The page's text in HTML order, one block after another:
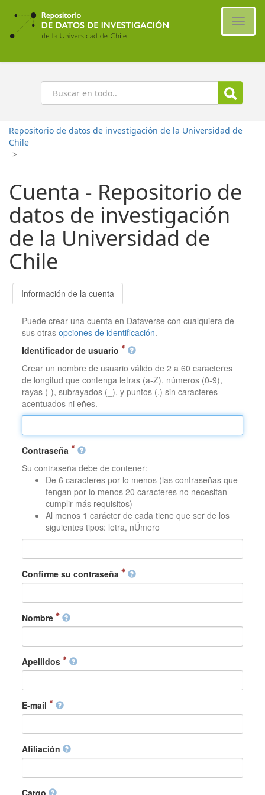
Ir
contenido
principal
Buscar
Repositorio de datos de investigación de la Universidad de
Chile
>
Cuenta - Repositorio de
datos de investigación
de la Universidad de
Chile
Información de la cuenta
Puede crear una cuenta en Dataverse con cualquiera de
sus otrasopciones de identificación.
Identificador de usuario
Crear un nombre de usuario válido de 2 a 60 caracteres
de longitud que contenga letras (a-Z), números (0-9),
rayas (-), subrayados (_), y puntos (.) sin caracteres
acentuados ni eñes.
Contraseña
Su contraseña debe de contener:
De 6 caracteres por lo menos (las contraseñas que
tengan por lo menos 20 caracteres no necesitan
cumplir más requisitos)
Al menos 1 carácter de cada tiene que ser de los
siguientes tipos: letra, nÚmero
Confirme su contraseña
Nombre
Apellidos
E-mail
Afiliación
Cargo